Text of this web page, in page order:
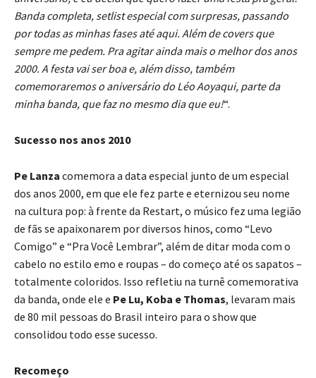
Banda completa, setlist especial com surpresas, passando
por todas as minhas fases até aqui. Além de covers que
sempre me pedem. Pra agitar ainda mais o melhor dos anos
2000. A festa vai ser boa e, além disso, também
comemoraremos o aniversário do Léo Aoyaqui, parte da
minha banda, que faz no mesmo dia que eu!“.
Sucesso nos anos 2010
Pe Lanza comemora a data especial junto de um especial
dos anos 2000, em que ele fez parte e eternizou seu nome
na cultura pop: à frente da Restart, o músico fez uma legião
de fãs se apaixonarem por diversos hinos, como “Levo
Comigo” e “Pra Você Lembrar”, além de ditar moda com o
cabelo no estilo emo e roupas – do começo até os sapatos –
totalmente coloridos. Isso refletiu na turnê comemorativa
da banda, onde ele e Pe Lu, Koba e Thomas, levaram mais
de 80 mil pessoas do Brasil inteiro para o show que
consolidou todo esse sucesso.
Recomeço